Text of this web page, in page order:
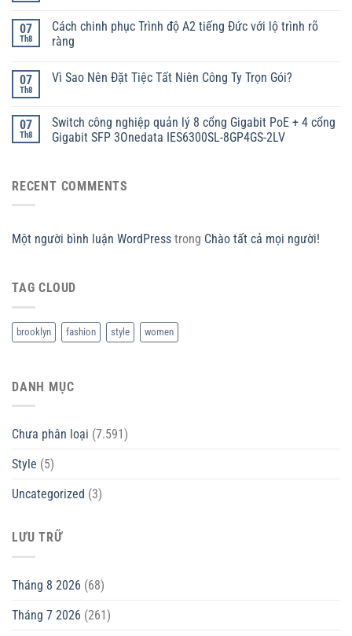
07
Th8
Cách chinh phục Trình độ A2 tiếng Đức với lộ trình rõ
ràng
07
Th8
Vì Sao Nên Đặt Tiệc Tất Niên Công Ty Trọn Gói?
07
Th8
Switch công nghiệp quản lý 8 cổng Gigabit PoE + 4 cổng
Gigabit SFP 3Onedata IES6300SL-8GP4GS-2LV
RECENT COMMENTS
Một người bình luận WordPress trong Chào tất cả mọi người!
TAG CLOUD
brooklyn fashion style women
DANH MỤC
Chưa phân loại (7.591)
Style (5)
Uncategorized (3)
LƯU TRỮ
Tháng 8 2026 (68)
Tháng 7 2026 (261)